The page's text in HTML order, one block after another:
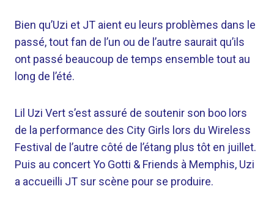
Bien qu’Uzi et JT aient eu leurs problèmes dans le
passé, tout fan de l’un ou de l’autre saurait qu’ils
ont passé beaucoup de temps ensemble tout au
long de l’été.
Lil Uzi Vert s’est assuré de soutenir son boo lors
de la performance des City Girls lors du Wireless
Festival de l’autre côté de l’étang plus tôt en juillet.
Puis au concert Yo Gotti & Friends à Memphis, Uzi
a accueilli JT sur scène pour se produire.